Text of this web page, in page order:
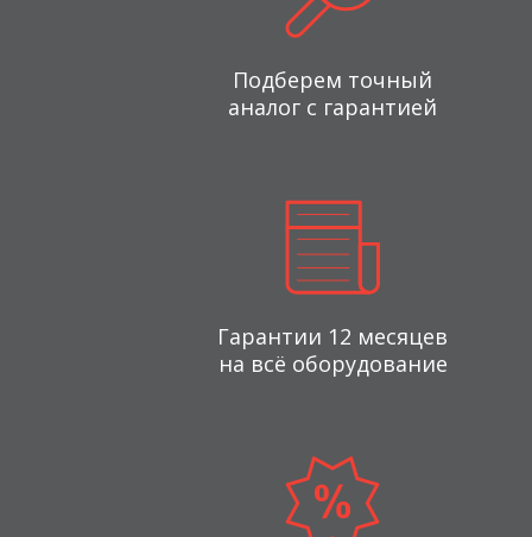
Подберем точный
аналог с гарантией
Гарантии 12 месяцев
на всё оборудование